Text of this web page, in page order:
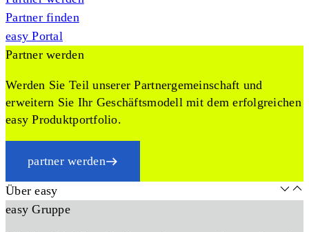
Partner finden
easy Portal
Partner werden
Werden Sie Teil unserer Partnergemeinschaft und
erweitern Sie Ihr Geschäftsmodell mit dem erfolgreichen
easy Produktportfolio.
partner werden
Über easy
easy Gruppe